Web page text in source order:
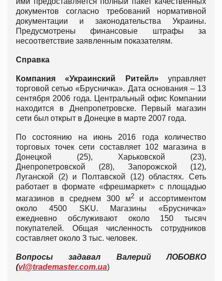
документов согласно требований нормативной
документации и законодательства Украины.
Предусмотрены финансовые штрафы за
несоответствие заявленным показателям.
Справка
Компания «Украинский Ритейл»управляет
торговой сетью «Брусничка». Дата основания – 13
сентября 2006 года. Центральный офис Компании
находится в Днепропетровске. Первый магазин
сети был открыт в Донецке в марте 2007 года.
По состоянию на июнь 2016 года количество
торговых точек сети составляет 102 магазина в
Донецкой (25), Харьковской (23),
Днепропетровской (28), Запорожской (12),
Луганской (2) и Полтавской (12) областях. Сеть
работает в формате «фрешмаркет» с площадью
магазинов в среднем 300 м2и ассортиментом
около 4500 SKU. Магазины «Брусничка»
ежедневно обслуживают около 150 тысяч
покупателей. Общая численность сотрудников
составляет около 3 тыс. человек.
Вопросы задавал Валерий ЛОБОВКО
(vl@trademaster.com.ua)